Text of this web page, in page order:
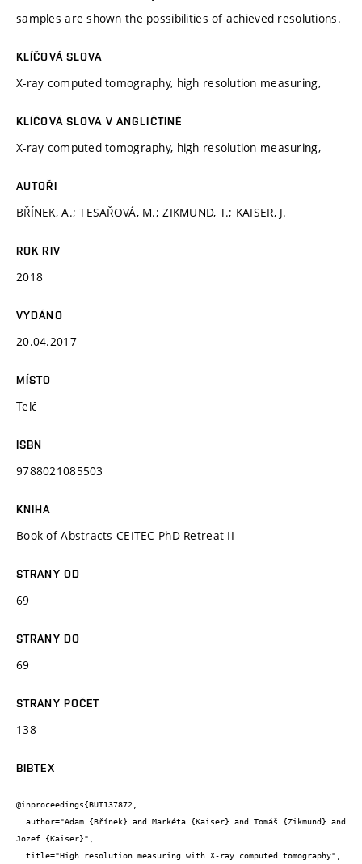
samples are shown the possibilities of achieved resolutions.
KLÍČOVÁ SLOVA
X-ray computed tomography, high resolution measuring,
KLÍČOVÁ SLOVA V ANGLIČTINĚ
X-ray computed tomography, high resolution measuring,
AUTOŘI
BŘÍNEK, A.; TESAŘOVÁ, M.; ZIKMUND, T.; KAISER, J.
ROK RIV
2018
VYDÁNO
20.04.2017
MÍSTO
Telč
ISBN
9788021085503
KNIHA
Book of Abstracts CEITEC PhD Retreat II
STRANY OD
69
STRANY DO
69
STRANY POČET
138
BIBTEX
@inproceedings{BUT137872,
Jozef {Kaiser}",